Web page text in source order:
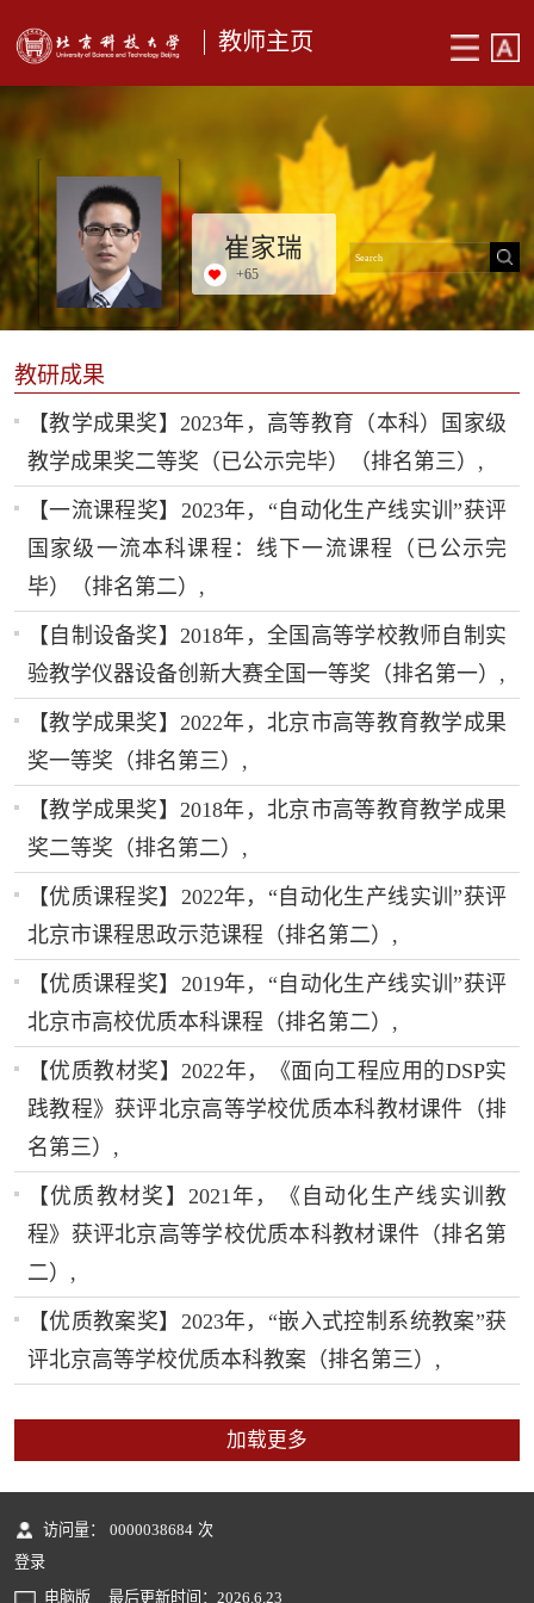
教师主页
崔家瑞
+65
教研成果
【教学成果奖】2023年，高等教育（本科）国家级
教学成果奖二等奖（已公示完毕）（排名第三）,
【一流课程奖】2023年，“自动化生产线实训”获评
国家级一流本科课程：线下一流课程（已公示完
毕）（排名第二）,
【自制设备奖】2018年，全国高等学校教师自制实
验教学仪器设备创新大赛全国一等奖（排名第一）,
【教学成果奖】2022年，北京市高等教育教学成果
奖一等奖（排名第三）,
【教学成果奖】2018年，北京市高等教育教学成果
奖二等奖（排名第二）,
【优质课程奖】2022年，“自动化生产线实训”获评
北京市课程思政示范课程（排名第二）,
【优质课程奖】2019年，“自动化生产线实训”获评
北京市高校优质本科课程（排名第二）,
【优质教材奖】2022年，《面向工程应用的DSP实
践教程》获评北京高等学校优质本科教材课件（排
名第三）,
【优质教材奖】2021年，《自动化生产线实训教
程》获评北京高等学校优质本科教材课件（排名第
二）,
【优质教案奖】2023年，“嵌入式控制系统教案”获
评北京高等学校优质本科教案（排名第三）,
加载更多
访问量： 0000038684 次
登录
电脑版
最后更新时间： 2026 6 23